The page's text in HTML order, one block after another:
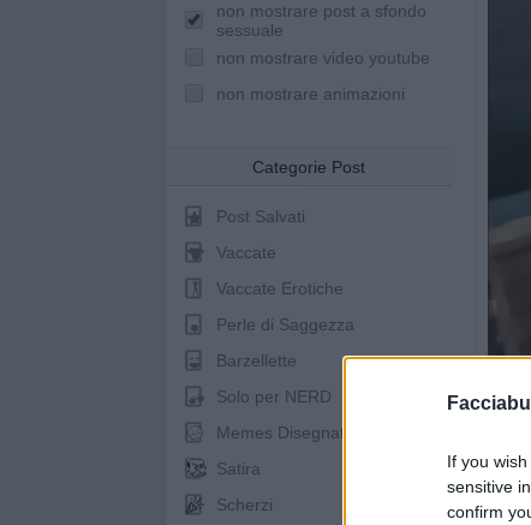
If you
sensitive
confirm
non mostrare post a sfondo
sessuale
non mostrare video youtube
non mostrare animazioni
Categorie Post
Post Salvati
Vaccate
Vaccate Erotiche
Perle di Saggezza
Barzellette
Solo per NERD
Memes Disegnati
Satira
Scherzi